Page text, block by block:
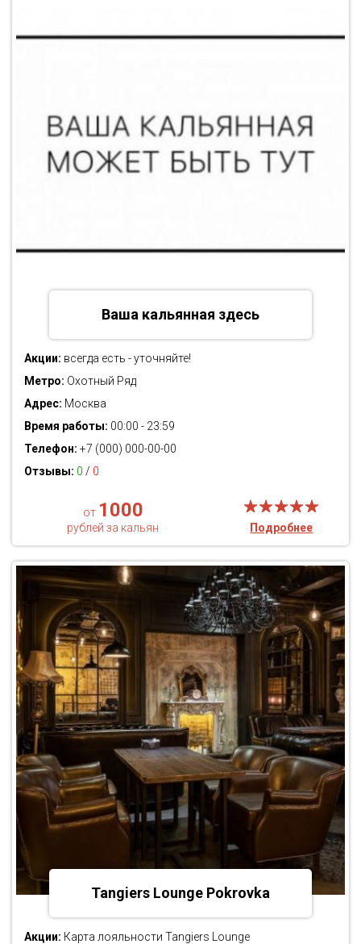
Ваша кальянная здесь
Акции: всегда есть - уточняйте!
Метро: Охотный Ряд
Адрес: Москва
Время работы: 00:00 - 23:59
Телефон: +7 (000) 000-00-00
Отзывы: 0 / 0
от 1000
рублей за кальян Подробнее
Tangiers Lounge Pokrovka
Акции: Карта лояльности Tangiers Lounge